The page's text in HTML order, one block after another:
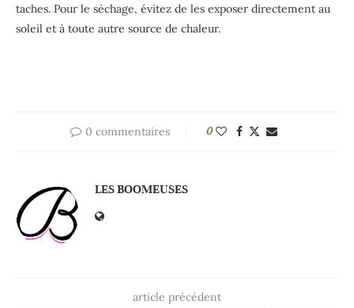
taches. Pour le séchage, évitez de les exposer directement au
soleil et à toute autre source de chaleur.
0 commentaires 0
LES BOOMEUSES
article précédent